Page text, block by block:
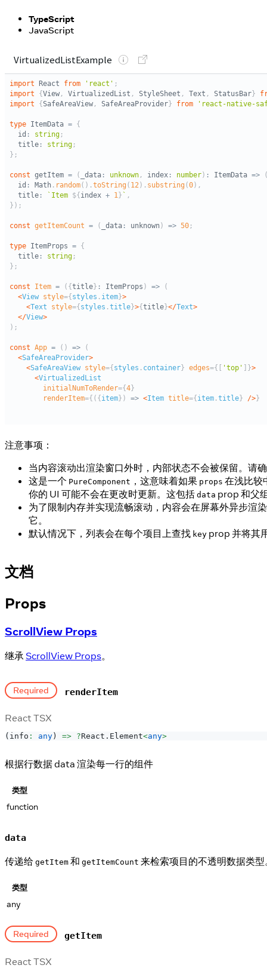
TypeScript
JavaScript
注意事项：
当内容滚动出渲染窗口外时，内部状态不会被保留。请
这是一个 PureComponent ，这意味着如果 props 在浅比较
你的 UI 可能不会在更改时更新。这包括 data prop 和父
为了限制内存并实现流畅滚动，内容会在屏幕外异步渲
它。
默认情况下，列表会在每个项目上查找 key prop 并将其
文档
Props
ScrollView Props
继承 ScrollView Props。
Required renderItem
React TSX
( info : any) => ?React . Element<any>
根据行数据 data 渲染每一行的组件
类型
function
data
传递给 getItem 和 getItemCount 来检索项目的不透明数据类型
类型
any
Required getItem
React TSX